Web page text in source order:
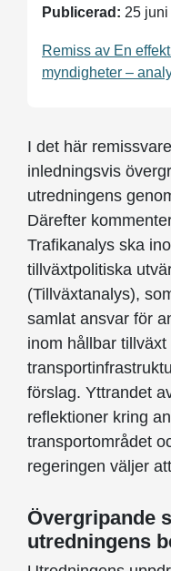
Publicerad: 25
Remiss av En
myndigheter –
I det här
inledningsvis
utredningens
Därefter
Trafikanalys ska
tillväxtpolitiska
(Tillväxtanalys),
samlat ansvar för
inom hållbar
förslag. Yttrandet
reflektioner kring
transportområdet
regeringen väljer
Övergripande
utredningens